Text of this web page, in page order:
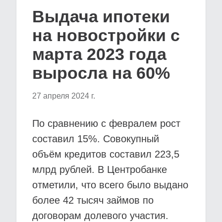
Выдача ипотеки
на новостройки с
марта 2023 года
выросла на 60%
27 апреля 2024 г.
По сравнению с февралем рост
составил 15%. Совокупный
объём кредитов составил 223,5
млрд рублей. В Центробанке
отметили, что всего было выдано
более 42 тысяч займов по
договорам долевого участия.